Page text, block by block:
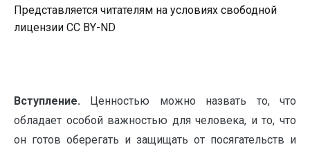
Представляется читателям на условиях свободной
лицензии CC BY-ND
Вступление. Ценностью можно назвать то, что
обладает особой важностью для человека, и то, что
он готов оберегать и защищать от посягательств и